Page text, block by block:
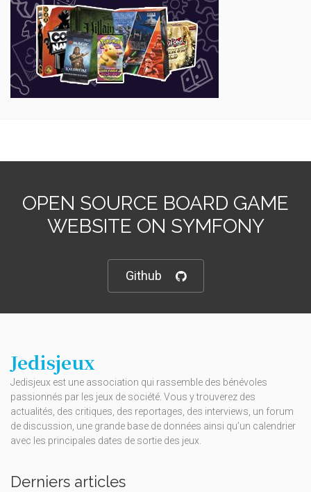
OPEN SOURCE BOARD GAME
WEBSITE ON SYMFONY
Github
Jedisjeux
Jedisjeux est une association qui rassemble des bénévoles
passionnés par les jeux de société. Vous y trouverez des
actualités, des critiques, des reportages, des interviews, un forum
de discussion, une grande base de données ainsi qu’un calendrier
avec les principales dates de sortie des jeux.
Derniers articles